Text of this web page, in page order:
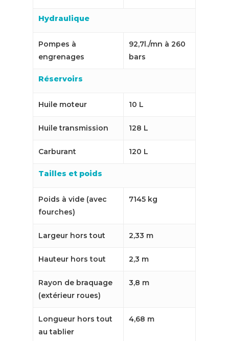
Hydraulique
Pompes à
engrenages
92,7l./mn à 260
bars
Réservoirs
Huile moteur 10 L
Huile transmission 128 L
Carburant 120 L
Tailles et poids
Poids à vide (avec
fourches)
7145 kg
Largeur hors tout 2,33 m
Hauteur hors tout 2,3 m
Rayon de braquage
(extérieur roues)
3,8 m
Longueur hors tout
au tablier
4,68 m